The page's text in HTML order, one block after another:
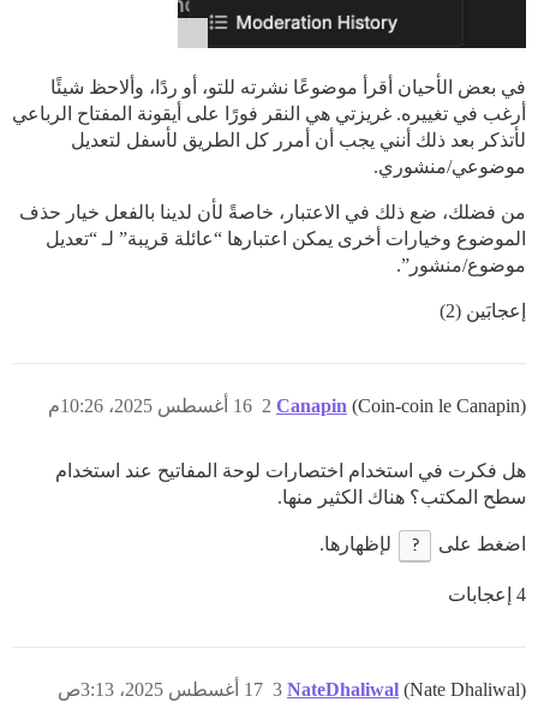
في بعض الأحيان أقرأ موضوعًا نشرته للتو، أو ردًا، وألاحظ شيئًا
أرغب في تغييره. غريزتي هي النقر فورًا على أيقونة المفتاح الرباعي
لأتذكر بعد ذلك أنني يجب أن أمرر كل الطريق لأسفل لتعديل
موضوعي/منشوري.
من فضلك، ضع ذلك في الاعتبار، خاصةً لأن لدينا بالفعل خيار حذف
الموضوع وخيارات أخرى يمكن اعتبارها “عائلة قريبة” لـ “تعديل
موضوع/منشور”.
إعجابَين (2)
Canapin (Coin-coin le Canapin) 16 أغسطس 2025، 10:26م 2
هل فكرت في استخدام اختصارات لوحة المفاتيح عند استخدام
سطح المكتب؟ هناك الكثير منها.
اضغط على ? لإظهارها.
4 إعجابات
NateDhaliwal (Nate Dhaliwal) 17 أغسطس 2025، 3:13ص 3